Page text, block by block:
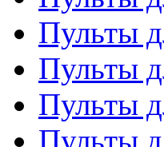
Пульты
Пульты
Пульты
Пульты